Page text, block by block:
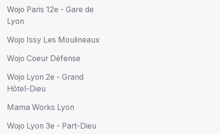
Wojo Paris 12e - Gare de
Lyon
Wojo Issy Les Moulineaux
Wojo Coeur Défense
Wojo Lyon 2e - Grand
Hôtel-Dieu
Mama Works Lyon
Wojo Lyon 3e - Part-Dieu